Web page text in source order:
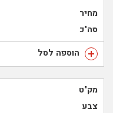
מחיר
סה"כ
הוספה לסל
מק"ט
צבע